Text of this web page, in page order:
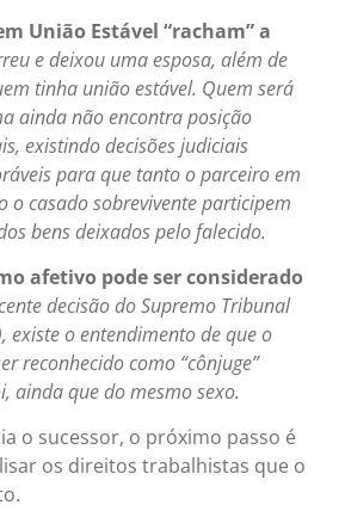
União Estável “racham” a
e deixou uma esposa, além de
tinha união estável. Quem será
ainda não encontra posição
existindo decisões judiciais
para que tanto o parceiro em
o casado sobrevivente participem
bens deixados pelo falecido.
afetivo pode ser considerado
decisão do Supremo Tribunal
existe o entendimento de que o
reconhecido como “cônjuge”
ainda que do mesmo sexo.
o sucessor, o próximo passo é
os direitos trabalhistas que o